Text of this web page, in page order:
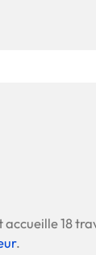
accueille 18
.